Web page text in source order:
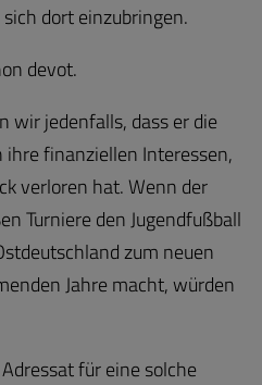
dort einzubringen.
devot.
wir jedenfalls, dass er die
ihre finanziellen Interessen,
verloren hat. Wenn der
Turniere den Jugendfußball
zum neuen
Jahre macht, würden
für eine solche